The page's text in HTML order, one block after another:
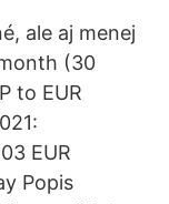
ale aj menej
(30
to EUR
EUR
Popis